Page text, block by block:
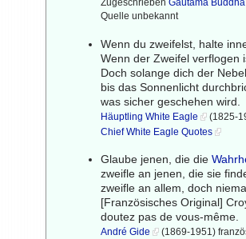
ZugeschriebenGautama Buddha
Quelle unbekannt
Wenn du zweifelst, halte
Wenn der Zweifel verflogen
Doch solange dich der
bis das Sonnenlicht
was sicher geschehen wird.
Häuptling White Eagle (1825-
Chief White Eagle Quotes
Glaube jenen, die die
zweifle an jenen, die sie
zweifle an allem, doch
[Französisches Original]
doutez pas de vous-même.
André Gide (1869-1951)